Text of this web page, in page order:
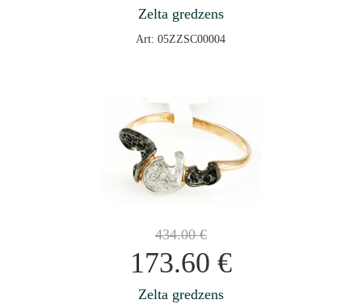
Zelta gredzens
Art: 05ZZSC00004
434.00€
173.60 €
Zelta gredzens